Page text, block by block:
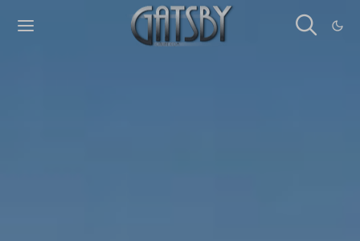
Cookies management panel